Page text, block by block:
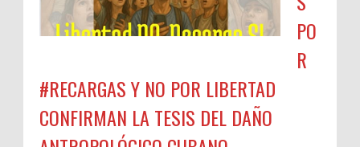
PO
R
#RECARGAS Y NO POR LIBERTAD
CONFIRMAN LA TESIS DEL DAÑO